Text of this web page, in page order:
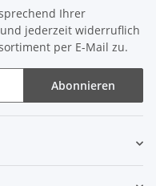
Ihrer
jederzeit widerruflich
per E-Mail zu.
Abonnieren